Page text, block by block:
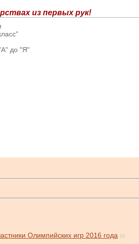
из первых рук!
до "Я"
Олимпийских игр 2016 года (0)